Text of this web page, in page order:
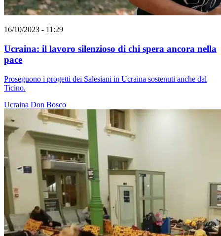
16/10/2023 - 11:29
Ucraina: il lavoro silenzioso di chi spera ancora nella
pace
Proseguono i progetti dei Salesiani in Ucraina sostenuti anche dal
Ticino.
Ucraina Don Bosco